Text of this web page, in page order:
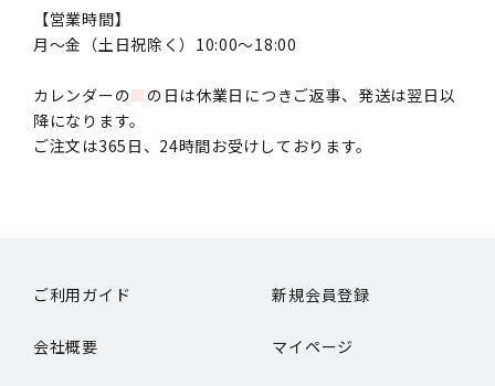
【営業時間】
月〜金（土日祝除く）10:00～18:00
カレンダーの■ の日は休業日につきご返事、発送は翌日以
降になります。
ご注文は365日、24時間お受けしております。
ご利用ガイド 新規会員登録
会社概要 マイページ